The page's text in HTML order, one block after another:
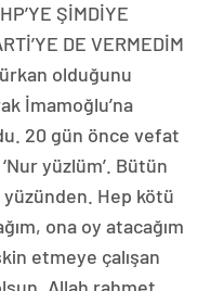
ŞİMDİYE
DE VERMEDİM
olduğunu
İmamoğlu’na
20 gün önce vefat
yüzlüm’. Bütün
Hep kötü
ona oy atacağım
etmeye çalışan